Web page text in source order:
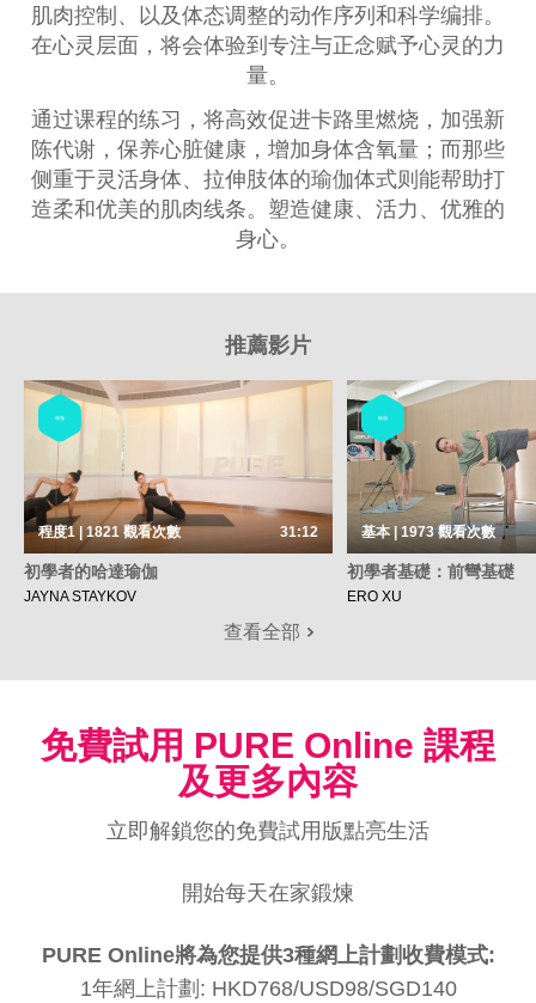
肌肉控制、以及体态调整的动作序列和科学编排。
在心灵层面，将会体验到专注与正念赋予心灵的力
量。
通过课程的练习，将高效促进卡路里燃烧，加强新
陈代谢，保养心脏健康，增加身体含氧量；而那些
侧重于灵活身体、拉伸肢体的瑜伽体式则能帮助打
造柔和优美的肌肉线条。塑造健康、活力、优雅的
身心。
推薦影片
瑜伽
程度1 | 1821 觀看次數 31:12
初學者的哈達瑜伽
JAYNA STAYKOV
瑜伽
基本 | 1973觀看次數
初學者基礎：前彎基礎
ERO XU
查看全部
免費試用 PURE Online 課程
及更多內容
立即解鎖您的免費試用版點亮生活
開始每天在家鍛煉
PURE Online將為您提供3種網上計劃收費模式:
1年網上計劃: HKD768/USD98/SGD140